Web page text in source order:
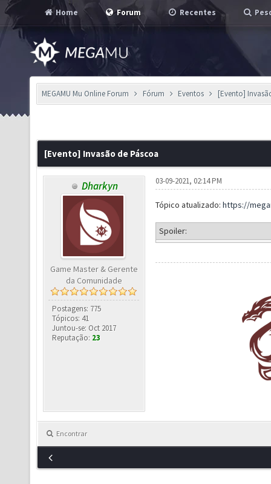
Home Forum Recentes
MEGAMU Mu Online Forum Fórum Eventos [Evento]
[Evento] Invasão de Páscoa
Dharkyn
Game Master & Gerente
da Comunidade
Postagens: 775
Tópicos: 41
Juntou-se: Oct 2017
Reputação: 23
03-09-2021, 02:14 PM
Tópico atualizado: https://
Spoiler:
Encontrar